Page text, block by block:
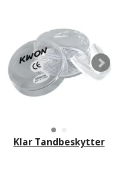
Klar Tandbeskytter